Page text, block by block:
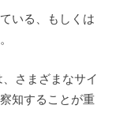
いる、もしくは
さまざまなサイ
知することが重